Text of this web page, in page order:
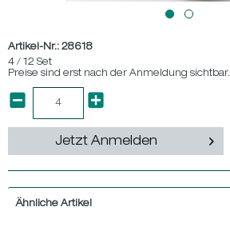
Artikel-Nr.: 28618
4 / 12 Set
Preise sind erst nach der Anmeldung sichtbar.
Jetzt Anmelden
Ähnliche Artikel